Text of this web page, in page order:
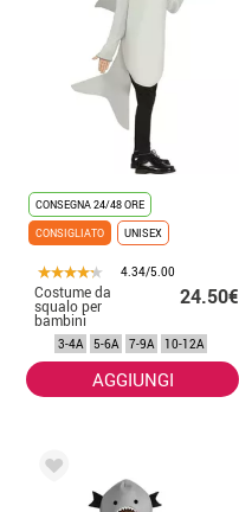
CONSEGNA 24/48 ORE
CONSIGLIATO
UNISEX
4.34/5.00
Costume da
squalo per
bambini
24.50€
3-4A 5-6A 7-9A 10-12A
AGGIUNGI